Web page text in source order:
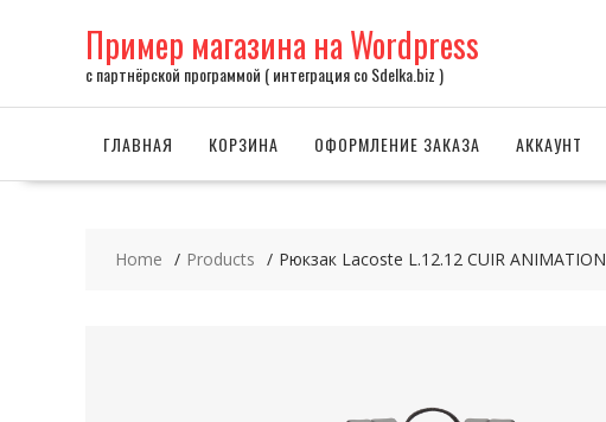
Пример магазина на Wordpress
с партнёрской программой ( интеграция со Sdelka.biz )
ГЛАВНАЯ КОРЗИНА ОФОРМЛЕНИЕ ЗАКАЗА АККАУНТ
Home Products Рюкзак Lacoste L.12.12 CUIR ANIMATION